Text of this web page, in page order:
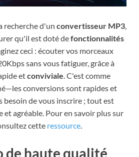
recherche d'un convertisseur MP3
qu'il est doté defonctionnalités
ceci : écouter vos morceaux
sans vous fatiguer, grâce à
etconviviale . C'est comme
conversions sont rapides et
besoin de vous inscrire ; tout est
agréable. Pour en savoir plus sur
cette ressource
de haute qualité